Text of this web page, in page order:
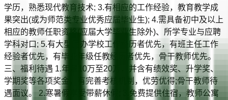
学历，熟悉现代教育技术; 3.有相应的工作经验，教育教学成
果突出(或为师范类专业优秀应届毕业生); 4.需具备初中及以上
相应的教师任职资格(应届大学毕业生除外)、所学专业与应聘
学科对口; 5.有大型民办学校工作经历者优先，有班主任工作
经验者优先，有毕业年级任教经历者优先，骨干教师优先。
三、福利待遇 1.年薪10万至20万，并含有绩效奖、升学奖、
学期奖等各项奖金，有完善考核机制，优劳优得;骨干教师待
遇面议。 2.寒暑假享受带薪休假; 3.免费提供住宿，教师公寓